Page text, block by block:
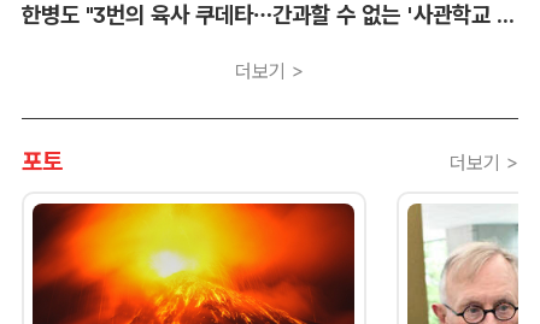
한병도 "3번의 육사 쿠데타…간과할 수 없는 '사관학교 통합' 명분"
더보기 >
포토 더보기 >